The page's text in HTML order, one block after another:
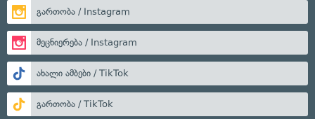
გართობა / Instagram
მეცნიერება / Instagram
ახალი ამბები / TikTok
გართობა / TikTok